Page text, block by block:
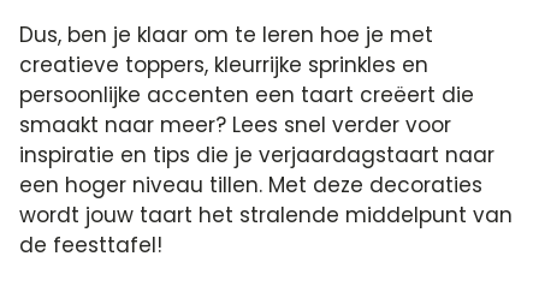
Dus, ben je klaar om te leren hoe je met
creatieve toppers, kleurrijke sprinkles en
persoonlijke accenten een taart creëert die
smaakt naar meer? Lees snel verder voor
inspiratie en tips die je verjaardagstaart naar
een hoger niveau tillen.​ Met deze decoraties
wordt jouw taart het stralende middelpunt van
de feesttafel!